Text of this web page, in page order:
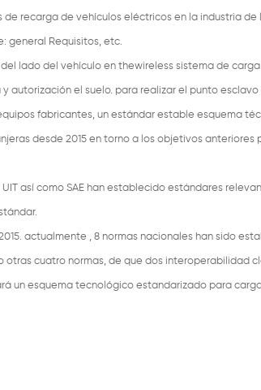
recarga de vehículos eléctricos en la industria de
general Requisitos, etc.
lado del vehículo en thewireless sistema de
el suelo. para realizar el punto
fabricantes, un estándar estable esquema
desde 2015 en torno a los objetivos anteriores
UIT así como SAE han establecido estándares
actualmente , 8 normas nacionales han sido
cuatro normas, de que dos interoperabilidad
un esquema tecnológico estandarizado para